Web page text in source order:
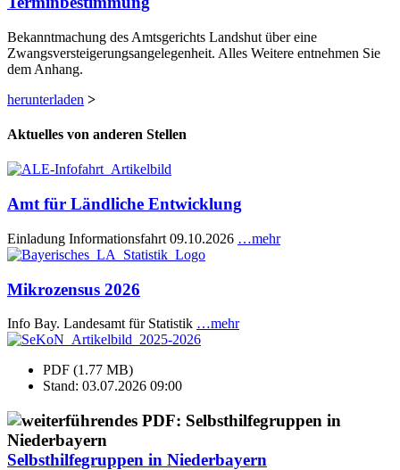
Bekanntmachung des Amtsgerichts Landshut über eine
Zwangsversteigerungsangelegenheit. Alles Weitere entnehmen Sie
dem Anhang.
herunterladen >
Aktuelles von anderen Stellen
Amt für Ländliche Entwicklung
Einladung Informationsfahrt 09.10.2026 …mehr
Mikrozensus 2026
Info Bay. Landesamt für Statistik …mehr
PDF (1.77 MB)
Stand: 03.07.2026 09:00
Selbsthilfegruppen in Niederbayern